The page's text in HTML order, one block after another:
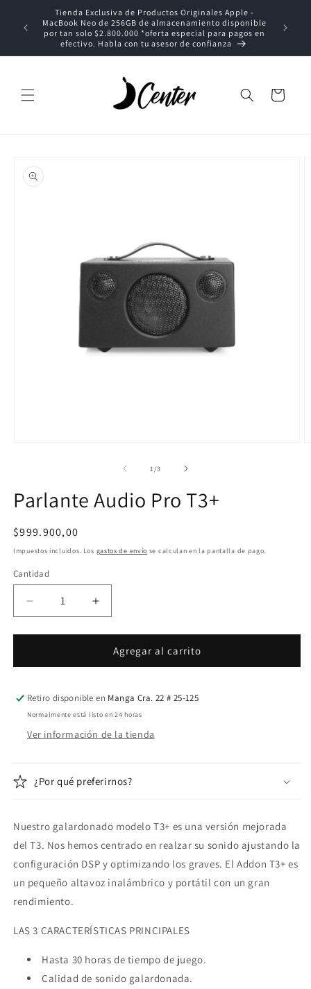
directamente
al contenido
Tienda Exclusiva de Productos Originales Apple -
MacBook Neo de 256GB de almacenamiento disponible
por tan solo $2.800.000 *oferta especial para pagos en
efectivo. Habla con tu asesor de confianza
Carrito
a la
información
una
ventana
1/de
3
Parlante Audio Pro T3+
Precio
habitual
$999.900,00
Impuestos incluidos. Los gastos de envío se calculan en la pantalla de pago.
Cantidad
Reducir
cantidad
para
Audio
T3+
Aumentar
cantidad
para
Parlante
Audio
T3+
Agregar al carrito
Retiro disponible en Manga Cra. 22 # 25-125
Normalmente está listo en 24 horas
Ver información de la tienda
¿Por qué preferirnos?
Nuestro galardonado modelo T3+ es una versión mejorada
del T3. Nos hemos centrado en realzar su sonido ajustando la
configuración DSP y optimizando los graves. El Addon T3+ es
un pequeño altavoz inalámbrico y portátil con un gran
rendimiento.
LAS 3 CARACTERÍSTICAS PRINCIPALES
Hasta 30 horas de tiempo de juego.
Calidad de sonido galardonada.